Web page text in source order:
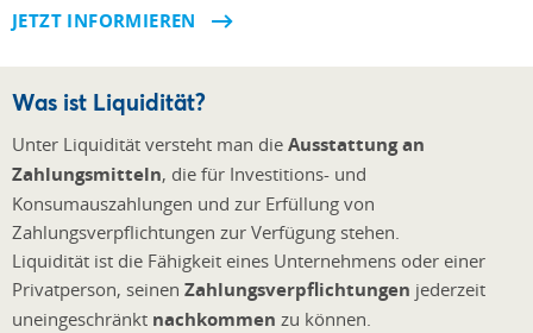
JETZT INFORMIEREN
Was ist Liquidität?
Unter Liquidität versteht man die Ausstattung an
Zahlungsmitteln, die für Investitions- und
Konsumauszahlungen und zur Erfüllung von
Zahlungsverpflichtungen zur Verfügung stehen.
Liquidität ist die Fähigkeit eines Unternehmens oder einer
Privatperson, seinen Zahlungsverpflichtungen jederzeit
uneingeschränkt nachkommen zu können.